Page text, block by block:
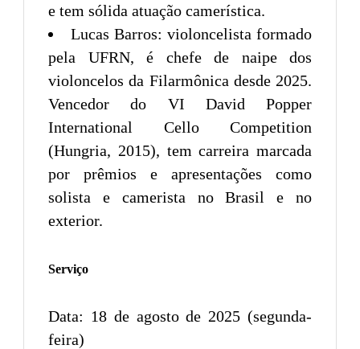
e tem sólida atuação camerística.
Lucas Barros: violoncelista formado
pela UFRN, é chefe de naipe dos
violoncelos da Filarmônica desde 2025.
Vencedor do VI David Popper
International Cello Competition
(Hungria, 2015), tem carreira marcada
por prêmios e apresentações como
solista e camerista no Brasil e no
exterior.
Serviço
Data: 18 de agosto de 2025 (segunda-
feira)